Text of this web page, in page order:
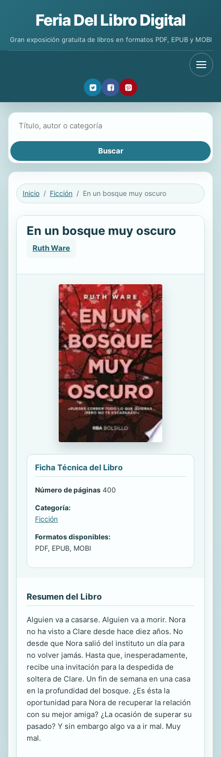
Feria Del Libro Digital
Gran exposición gratuita de libros en formatos PDF, EPUB y MOBI
Inicio Ficción En un bosque muy oscuro
En un bosque muy oscuro
Ruth Ware
Ficha Técnica del Libro
Número de páginas 400
Categoría:
Ficción
Formatos disponibles:
PDF, EPUB, MOBI
Resumen del Libro
Alguien va a casarse. Alguien va a morir. Nora
no ha visto a Clare desde hace diez años. No
desde que Nora salió del instituto un día para
no volver jamás. Hasta que, inesperadamente,
recibe una invitación para la despedida de
soltera de Clare. Un fin de semana en una casa
en la profundidad del bosque. ¿Es ésta la
oportunidad para Nora de recuperar la relación
con su mejor amiga? ¿La ocasión de superar su
pasado? Y sin embargo algo va a ir mal. Muy
mal.